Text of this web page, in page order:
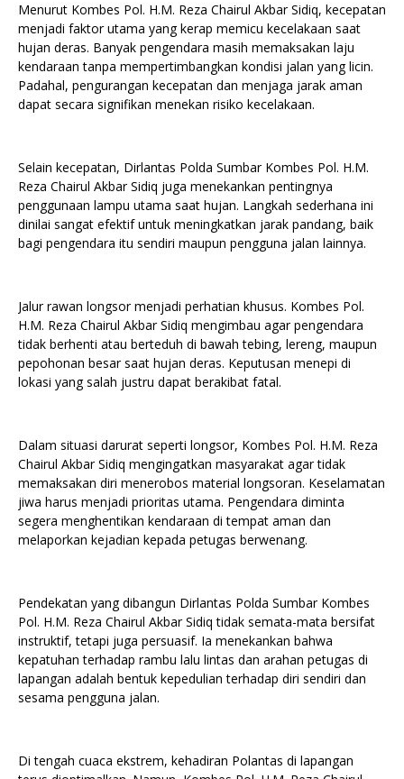
Menurut Kombes Pol. H.M. Reza Chairul Akbar Sidiq, kecepatan
menjadi faktor utama yang kerap memicu kecelakaan saat
hujan deras. Banyak pengendara masih memaksakan laju
kendaraan tanpa mempertimbangkan kondisi jalan yang licin.
Padahal, pengurangan kecepatan dan menjaga jarak aman
dapat secara signifikan menekan risiko kecelakaan.
Selain kecepatan, Dirlantas Polda Sumbar Kombes Pol. H.M.
Reza Chairul Akbar Sidiq juga menekankan pentingnya
penggunaan lampu utama saat hujan. Langkah sederhana ini
dinilai sangat efektif untuk meningkatkan jarak pandang, baik
bagi pengendara itu sendiri maupun pengguna jalan lainnya.
Jalur rawan longsor menjadi perhatian khusus. Kombes Pol.
H.M. Reza Chairul Akbar Sidiq mengimbau agar pengendara
tidak berhenti atau berteduh di bawah tebing, lereng, maupun
pepohonan besar saat hujan deras. Keputusan menepi di
lokasi yang salah justru dapat berakibat fatal.
Dalam situasi darurat seperti longsor, Kombes Pol. H.M. Reza
Chairul Akbar Sidiq mengingatkan masyarakat agar tidak
memaksakan diri menerobos material longsoran. Keselamatan
jiwa harus menjadi prioritas utama. Pengendara diminta
segera menghentikan kendaraan di tempat aman dan
melaporkan kejadian kepada petugas berwenang.
Pendekatan yang dibangun Dirlantas Polda Sumbar Kombes
Pol. H.M. Reza Chairul Akbar Sidiq tidak semata-mata bersifat
instruktif, tetapi juga persuasif. Ia menekankan bahwa
kepatuhan terhadap rambu lalu lintas dan arahan petugas di
lapangan adalah bentuk kepedulian terhadap diri sendiri dan
sesama pengguna jalan.
Di tengah cuaca ekstrem, kehadiran Polantas di lapangan